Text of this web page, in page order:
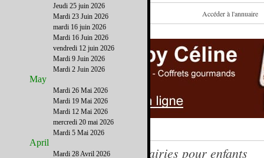
Voir cet email sur le site Accéder à l'annuaire
New York en chiffres - Librairies pour enfants
Jeudi 25 juin 2026
Mardi 23 Juin 2026
mardi 16 juin 2026
Mardi 16 Juin 2026
vendredi 12 juin 2026
Mardi 9 Juin 2026
Mardi 2 Juin 2026
May
Mardi 26 Mai 2026
Mardi 19 Mai 2026
Mardi 12 Mai 2026
mercredi 20 mai 2026
Mardi 5 Mai 2026
April
Mardi 28 Avril 2026